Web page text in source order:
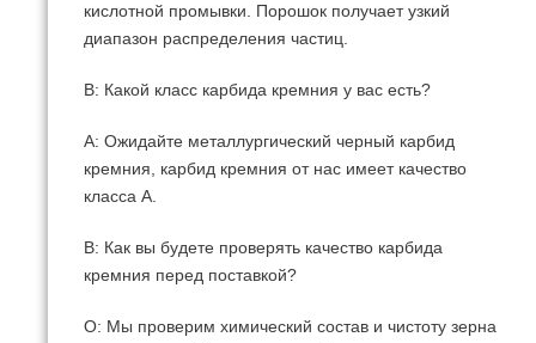
кислотной промывки.
Порошок получает узкий
диапазон распределения частиц.
В: Какой класс карбида кремния у вас есть?
A: Ожидайте металлургический черный карбид
кремния, карбид кремния от нас имеет качество
класса А.
В: Как вы будете проверять качество карбида
кремния перед поставкой?
О: Мы проверим химический состав и чистоту зерна